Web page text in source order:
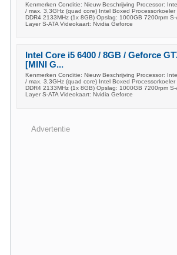
Kenmerken Conditie: Nieuw Beschrijving Processor:
/ max. 3,3GHz (quad core) Intel Boxed
DDR4 2133MHz (1x 8GB) Opslag: 1000GB 7200rpm S-
Layer S-ATA Videokaart: Nvidia Geforce
Intel Core i5 6400 / 8GB / Geforce
[MINI G...
Kenmerken Conditie: Nieuw Beschrijving Processor:
/ max. 3,3GHz (quad core) Intel Boxed
DDR4 2133MHz (1x 8GB) Opslag: 1000GB 7200rpm S-
Layer S-ATA Videokaart: Nvidia Geforce
Advertentie